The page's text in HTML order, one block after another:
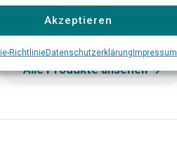
Akzeptieren
RichtlinieDatenschutzerklärungImpressum
Mehr erfahren →
Alle Produkte ansehen →